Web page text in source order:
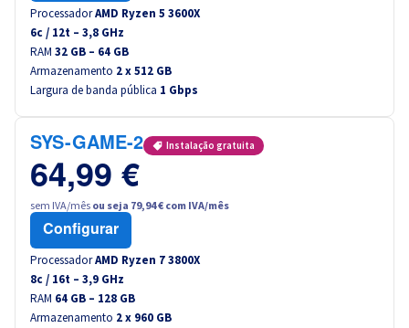
ProcessadorAMD Ryzen 5 3600X
6c / 12t – 3,8 GHz
RAM 32 GB – 64 GB
Armazenamento 2 x 512 GB
Largura de banda pública 1 Gbps
SYS-GAME-2 Instalação gratuita
64,99 €
sem IVA/mês ou seja 79,94 € com IVA/mês
Configurar
ProcessadorAMD Ryzen 7 3800X
8c / 16t – 3,9 GHz
RAM 64 GB – 128 GB
Armazenamento 2 x 960 GB